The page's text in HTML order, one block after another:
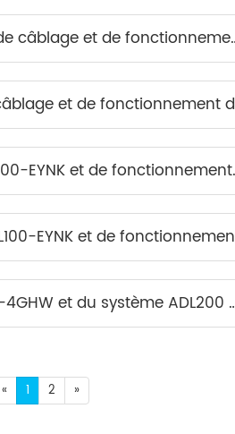
fonctionnement du système (3P4W)
fonctionnement du système (3P4W)
de fonctionnement du système (1P2W)
de fonctionnement du système (1P2W)
du système ADL200 (Annuler PW)
« 1 2 »